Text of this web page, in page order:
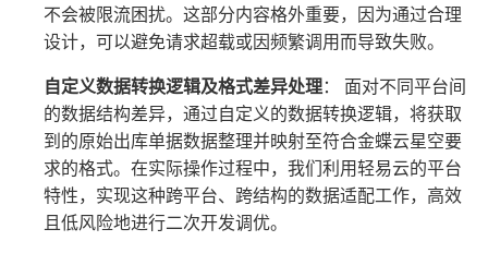
不会被限流困扰。这部分内容格外重要，因为通过合理
设计，可以避免请求超载或因频繁调用而导致失败。
自定义数据转换逻辑及格式差异处理： 面对不同平台间
的数据结构差异，通过自定义的数据转换逻辑，将获取
到的原始出库单据数据整理并映射至符合金蝶云星空要
求的格式。在实际操作过程中，我们利用轻易云的平台
特性，实现这种跨平台、跨结构的数据适配工作，高效
且低风险地进行二次开发调优。